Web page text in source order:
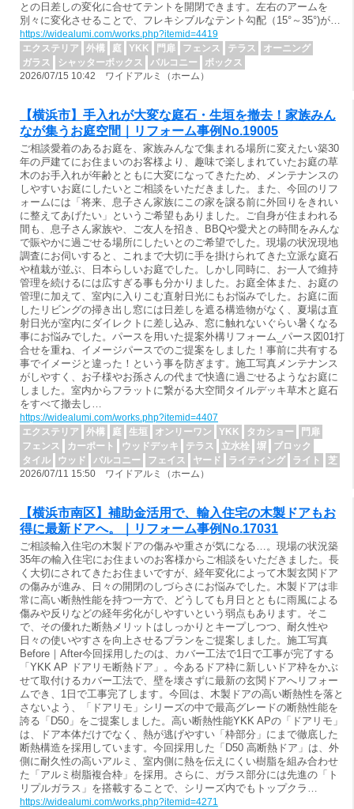
との日差しの変化に合せてテントを開閉できます。左右のアームを
別々に変化させることで、フレキシブルなテント勾配（15°～35°)が…
https://widealumi.com/works.php?itemid=4419
エクステリア
外構 庭 YKK 門扉 フェンス テラス
オーニング
ガラス
シャッターボックス バルコニー
ボックス
2026/07/15 10:42 ワイドアルミ（ホーム）
【横浜市】手入れが大変な庭石・生垣を撤去！家族みん
なが集うお庭空間｜リフォーム事例No.19005
ご相談愛着のあるお庭を、家族みんなで集まれる場所に変えたい築30
年の戸建てにお住まいのお客様より、趣味で楽しまれていたお庭の草
木のお手入れが年齢とともに大変になってきたため、メンテナンスの
しやすいお庭にしたいとご相談をいただきました。また、今回のリフ
ォームには「将来、息子さん家族にこの家を譲る前に外回りをきれい
に整えてあげたい」というご希望もありました。ご自身が住まわれる
間も、息子さん家族や、ご友人を招き、BBQや愛犬との時間をみんな
で賑やかに過ごせる場所にしたいとのご希望でした。現場の状況現地
調査にお伺いすると、これまで大切に手を掛けられてきた立派な庭石
や植栽が並ぶ、日本らしいお庭でした。しかし同時に、お一人で維持
管理を続けるには広すぎる事も分かりました。お庭全体また、お庭の
管理に加えて、室内に入りこむ直射日光にもお悩みでした。お庭に面
したリビングの掃き出し窓には日差しを遮る構造物がなく、夏場は直
射日光が室内にダイレクトに差し込み、窓に触れないぐらい暑くなる
事にお悩みでした。パースを用いた提案外構リフォーム_パース図01打
合せを重ね、イメージパースでのご提案をしました！事前に共有する
事でイメージと違った！という事を防ぎます。施工写真メンテナンス
がしやすく、お子様やお孫さんの代まで快適に過ごせるようなお庭に
しました。室内からフラットに繋がる大空間タイルデッキ草木と庭石
をすべて撤去し…
https://widealumi.com/works.php?itemid=4407
エクステリア
外構 庭 生垣 オンリーワン YKK タカショー
門扉
フェンス
カーポート ウッドデッキ テラス 立水栓 塀
ブロック
タイル
ウッド バルコニー フェイス ヤード ライティング ライト
芝
2026/07/11 15:50 ワイドアルミ（ホーム）
【横浜市南区】補助金活用で、輸入住宅の木製ドアもお
得に最新ドアへ。｜リフォーム事例No.17031
ご相談輸入住宅の木製ドアの傷みや重さが気になる…。現場の状況築
35年の輸入住宅にお住まいのお客様からご相談をいただきました。長
く大切にされてきたお住まいですが、経年変化によって木製玄関ドア
の傷みが進み、日々の開閉のしづらさにお悩みでした。木製ドアは非
常に高い断熱性能を持つ一方で、どうしても月日とともに雨風による
傷みや反りなどの経年劣化がしやすいという弱点もあります。そこ
で、その優れた断熱メリットはしっかりとキープしつつ、耐久性や
日々の使いやすさを向上させるプランをご提案しました。施工写真
Before｜After今回採用したのは、カバー工法で1日で工事が完了する
「YKK AP ドアリモ断熱ドア」。今あるドア枠に新しいドア枠をかぶ
せて取付けるカバー工法で、壁を壊さずに最新の玄関ドアへリフォー
ムでき、1日で工事完了します。今回は、木製ドアの高い断熱性を落と
さないよう、「ドアリモ」シリーズの中で最高グレードの断熱性能を
誇る「D50」をご提案しました。高い断熱性能YKK APの「ドアリモ」
は、ドア本体だけでなく、熱が逃げやすい「枠部分」にまで徹底した
断熱構造を採用しています。今回採用した「D50 高断熱ドア」は、外
側に耐久性の高いアルミ、室内側に熱を伝えにくい樹脂を組み合わせ
た「アルミ樹脂複合枠」を採用。さらに、ガラス部分には先進の「ト
リプルガラス」を搭載することで、シリーズ内でもトップクラ…
https://widealumi.com/works.php?itemid=4271